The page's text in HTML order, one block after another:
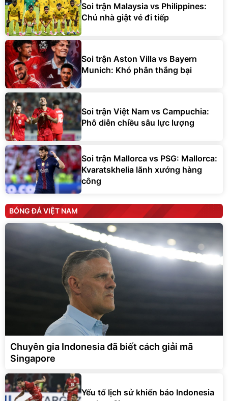
Soi trận Malaysia vs Philippines:
Chủ nhà giật vé đi tiếp
Soi trận Aston Villa vs Bayern
Munich: Khó phân thắng bại
Soi trận Việt Nam vs Campuchia:
Phô diễn chiều sâu lực lượng
Soi trận Mallorca vs PSG: Mallorca:
Kvaratskhelia lãnh xướng hàng
công
BÓNG ĐÁ VIỆT NAM
Chuyên gia Indonesia đã biết cách giải mã
Singapore
Yếu tố lịch sử khiến báo Indonesia